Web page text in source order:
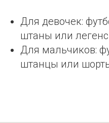
Для девочек:
штаны или
Для мальчиков:
штанцы или